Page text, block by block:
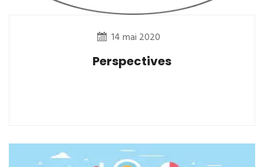
14 mai 2020
Perspectives